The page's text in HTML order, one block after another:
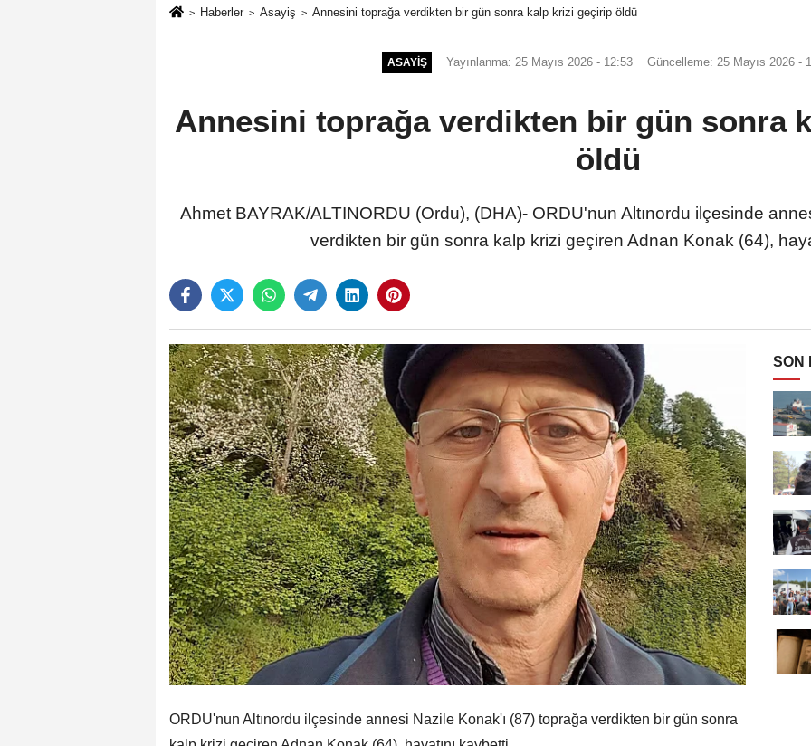
Haberler Asayiş Annesini toprağa verdikten bir gün sonra kalp krizi geçirip öldü
ASAYIŞ Yayınlanma: 25 Mayıs 2026 - 12:53 Güncelleme: 25 Mayıs 2026 -
Annesini toprağa verdikten bir gün sonra
öldü
Ahmet BAYRAK/ALTINORDU (Ordu), (DHA)- ORDU'nun Altınordu ilçesinde
verdikten bir gün sonra kalp krizi geçiren Adnan Konak (64),
ORDU'nun Altınordu ilçesinde annesi Nazile Konak'ı (87) toprağa verdikten bir gün sonra
SON